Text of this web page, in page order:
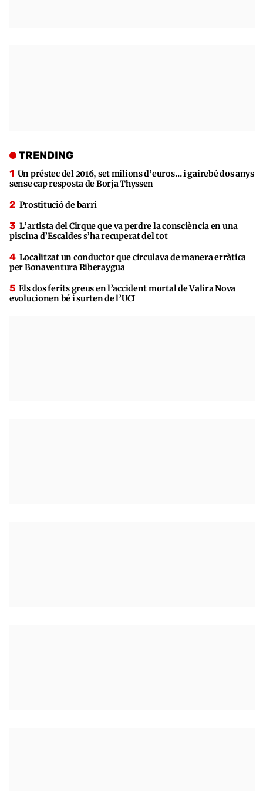
TRENDING
Un préstec del 2016, set milions d’euros… i gairebé dos anys
sense cap resposta de Borja Thyssen
Prostitució de barri
L’artista del Cirque que va perdre la consciència en una
piscina d’Escaldes s’ha recuperat del tot
Localitzat un conductor que circulava de manera erràtica
per Bonaventura Riberaygua
Els dos ferits greus en l’accident mortal de Valira Nova
evolucionen bé i surten de l’UCI